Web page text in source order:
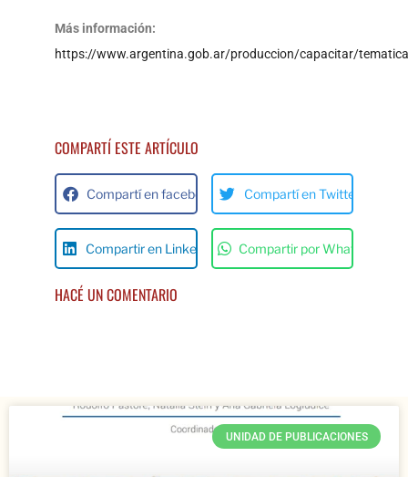
Más información:
https://www.argentina.gob.ar/produccion/capacitar/
COMPARTÍ ESTE ARTÍCULO
Compartí en facebok Compartí en Twitter
Compartir en Linkedin Compartir por Whats App
HACÉ UN COMENTARIO
UNIDAD DE PUBLICACIONES